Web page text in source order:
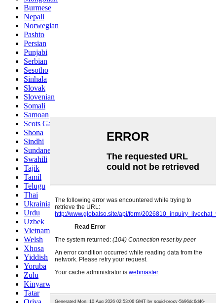
Burmese
Nepali
Norwegian
Pashto
Persian
Punjabi
Serbian
Sesotho
Sinhala
Slovak
Slovenian
Somali
Samoan
Scots Gaelic
Shona
Sindhi
Sundanese
Swahili
Tajik
Tamil
Telugu
Thai
Ukrainian
Urdu
Uzbek
Vietnamese
Welsh
Xhosa
Yiddish
Yoruba
Zulu
Kinyarwanda
Tatar